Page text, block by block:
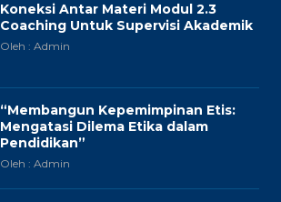
Koneksi Antar Materi Modul 2.3
Coaching Untuk Supervisi Akademik
Oleh : Admin
“Membangun Kepemimpinan Etis:
Mengatasi Dilema Etika dalam
Pendidikan”
Oleh : Admin